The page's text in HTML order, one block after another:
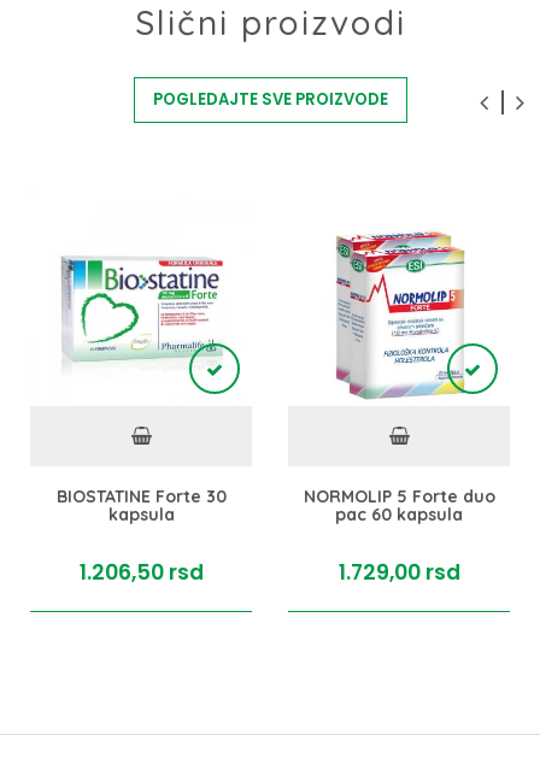
Slični proizvodi
POGLEDAJTE SVE PROIZVODE
BIOSTATINE Forte 30
kapsula
1.206,50 rsd
NORMOLIP 5 Forte duo
pac 60 kapsula
1.729,00 rsd